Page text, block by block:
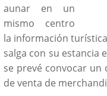
aunar en un
mismo centro
la información
salga con su estancia
se prevé convocar
de venta de